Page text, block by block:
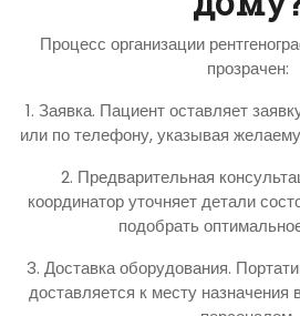
Процесс организации
прозрачен:
1. Заявка. Пациент оставляет
или по телефону, указывая
2. Предварительная
координатор уточняет детали
подобрать
3. Доставка оборудования.
доставляется к месту